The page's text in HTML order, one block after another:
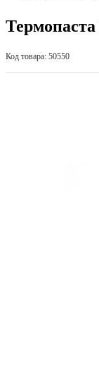
Код товара: 50550